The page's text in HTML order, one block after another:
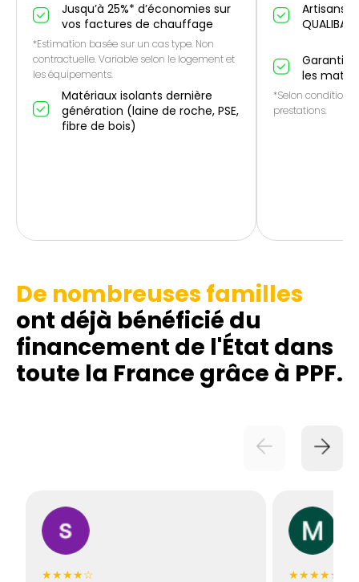
Jusqu’à 25%* d’économies sur
vos factures de chauffage
*Estimation basée sur un cas type. Non
contractuelle. Variable selon le logement et
les équipements.
Matériaux isolants dernière
génération (laine de roche, PSE,
fibre de bois)
Artisans
QUALIBAT
Garantie
les
*Selon conditions
prestations.
De nombreuses familles
ont déjà bénéficié du
financement de l'État dans
toute la France grâce à PPF.
★★★★☆
★★★★★